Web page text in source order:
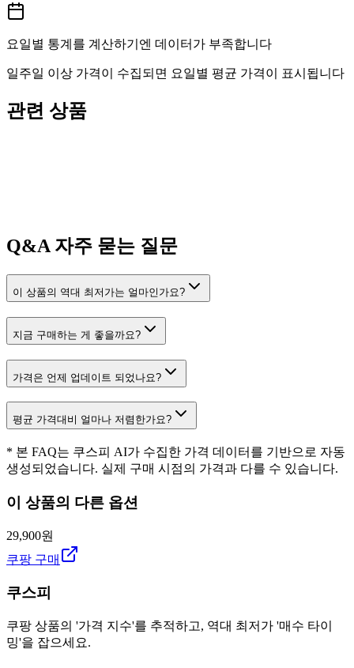
요일별 통계를 계산하기엔 데이터가 부족합니다
일주일 이상 가격이 수집되면 요일별 평균 가격이 표시됩니다
관련 상품
Q&A자주 묻는 질문
이 상품의 역대 최저가는 얼마인가요?
지금 구매하는 게 좋을까요?
가격은 언제 업데이트 되었나요?
평균 가격대비 얼마나 저렴한가요?
* 본 FAQ는 쿠스피 AI가 수집한 가격 데이터를 기반으로 자동
생성되었습니다. 실제 구매 시점의 가격과 다를 수 있습니다.
이 상품의 다른 옵션
29,900원
쿠팡 구매
쿠스피
쿠팡 상품의 '가격 지수'를 추적하고, 역대 최저가 '매수 타이
밍'을 잡으세요.